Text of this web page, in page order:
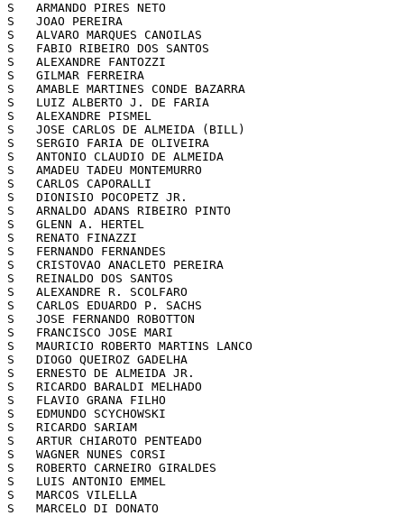
S   ARMANDO PIRES NETO
S   JOAO PEREIRA
S   ALVARO MARQUES CANOILAS
S   FABIO RIBEIRO DOS SANTOS
S   ALEXANDRE FANTOZZI
S   GILMAR FERREIRA
S   AMABLE MARTINES CONDE BAZARRA
S   LUIZ ALBERTO J. DE FARIA
S   ALEXANDRE PISMEL
S   JOSE CARLOS DE ALMEIDA (BILL)
S   SERGIO FARIA DE OLIVEIRA
S   ANTONIO CLAUDIO DE ALMEIDA
S   AMADEU TADEU MONTEMURRO
S   CARLOS CAPORALLI
S   DIONISIO POCOPETZ JR.
S   ARNALDO ADANS RIBEIRO PINTO
S   GLENN A. HERTEL
S   RENATO FINAZZI
S   FERNANDO FERNANDES
S   CRISTOVAO ANACLETO PEREIRA
S   REINALDO DOS SANTOS
S   ALEXANDRE R. SCOLFARO
S   CARLOS EDUARDO P. SACHS
S   JOSE FERNANDO ROBOTTON
S   FRANCISCO JOSE MARI
S   MAURICIO ROBERTO MARTINS LANCO
S   DIOGO QUEIROZ GADELHA
S   ERNESTO DE ALMEIDA JR.
S   RICARDO BARALDI MELHADO
S   FLAVIO GRANA FILHO
S   EDMUNDO SCYCHOWSKI
S   RICARDO SARIAM
S   ARTUR CHIAROTO PENTEADO
S   WAGNER NUNES CORSI
S   ROBERTO CARNEIRO GIRALDES
S   LUIS ANTONIO EMMEL
S   MARCOS VILELLA
S   MARCELO DI DONATO